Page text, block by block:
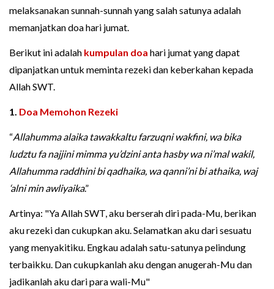
melaksanakan sunnah-sunnah yang salah satunya adalah
memanjatkan doa hari jumat.
Berikut ini adalah kumpulan doa hari jumat yang dapat
dipanjatkan untuk meminta rezeki dan keberkahan kepada
Allah SWT.
1. Doa Memohon Rezeki
“Allahumma alaika tawakkaltu farzuqni wakfini, wa bika
ludztu fa najjini mimma yu’dzini anta hasby wa ni’mal wakil,
Allahumma raddhini bi qadhaika, wa qanni’ni bi athaika, waj
‘alni min awliyaika.”
Artinya: "Ya Allah SWT, aku berserah diri pada-Mu, berikan
aku rezeki dan cukupkan aku. Selamatkan aku dari sesuatu
yang menyakitiku. Engkau adalah satu-satunya pelindung
terbaikku. Dan cukupkanlah aku dengan anugerah-Mu dan
jadikanlah aku dari para wali-Mu"